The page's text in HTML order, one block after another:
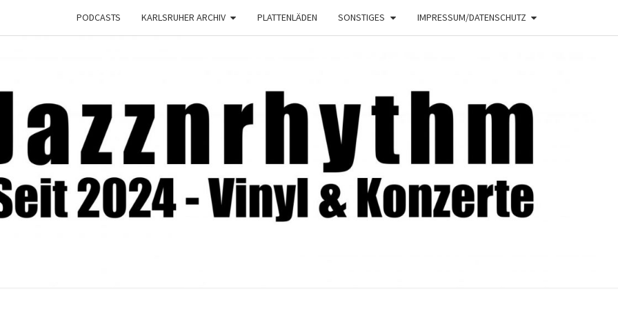
PODCASTS KARLSRUHER ARCHIV PLATTENLÄDEN SONSTIGES IMPRESSUM/DATENSCHUTZ
JAZZNRHYTHM
2024 –
Vinyl &
Konzerte